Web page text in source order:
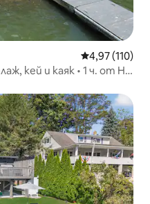
Средна
4,97 (110)
кей и каяк • 1 ч. от Ню